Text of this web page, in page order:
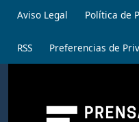
Aviso Legal Política de
RSS Preferencias de